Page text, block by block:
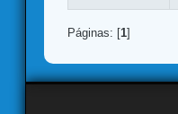
Páginas: [1]